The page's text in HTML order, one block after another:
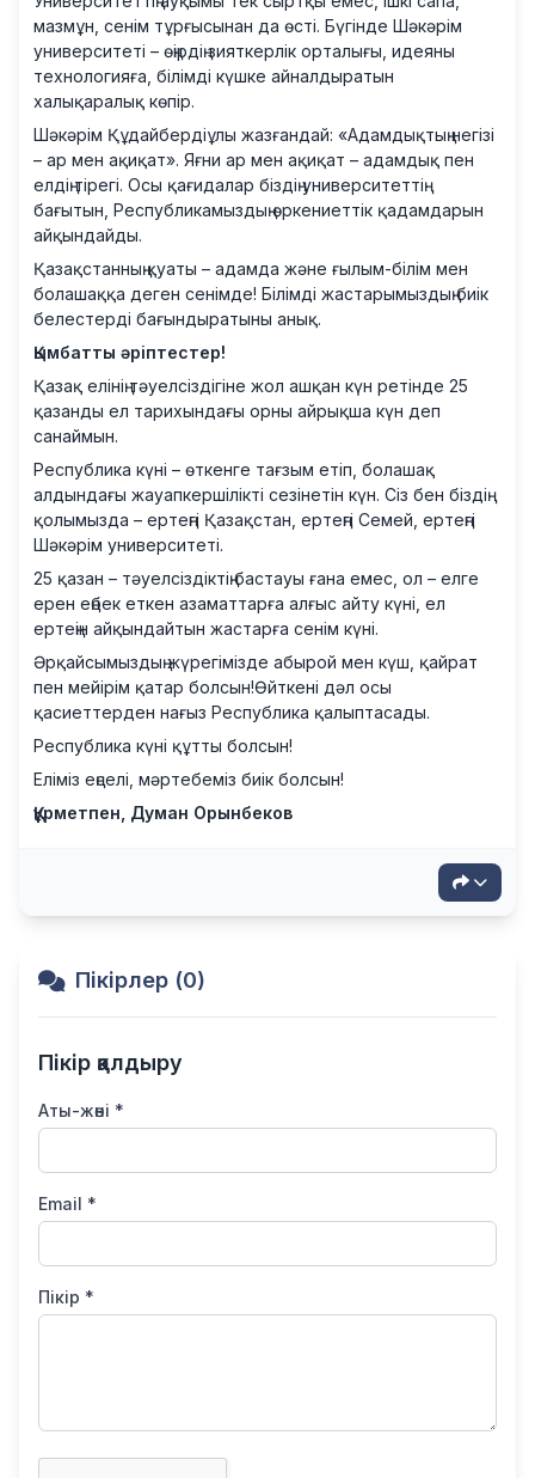
мазмұн, сенім тұрғысынан да өсті. Бүгінде Шәкәрім
университеті – өңірдің зияткерлік орталығы, идеяны
технологияға, білімді күшке айналдыратын
халықаралық көпір.
Шәкәрім Құдайбердіұлы жазғандай: «Адамдықтың негізі
– ар мен ақиқат». Яғни ар мен ақиқат – адамдық пен
елдің тірегі. Осы қағидалар біздің университеттің
бағытын, Республикамыздың өркениеттік қадамдарын
айқындайды.
Қазақстанның қуаты – адамда және ғылым-білім мен
болашаққа деген сенімде! Білімді жастарымыздың биік
белестерді бағындыратыны анық.
Қымбатты әріптестер!
Қазақ елінің тәуелсіздігіне жол ашқан күн ретінде 25
қазанды ел тарихындағы орны айрықша күн деп
санаймын.
Республика күні – өткенге тағзым етіп, болашақ
алдындағы жауапкершілікті сезінетін күн. Сіз бен біздің
қолымызда – ертеңгі Қазақстан, ертеңгі Семей, ертеңгі
Шәкәрім университеті.
25 қазан – тәуелсіздіктің бастауы ғана емес, ол – елге
ерен еңбек еткен азаматтарға алғыс айту күні, ел
ертеңін айқындайтын жастарға сенім күні.
Әрқайсымыздың жүрегімізде абырой мен күш, қайрат
пен мейірім қатар болсын!Өйткені дәл осы
қасиеттерден нағыз Республика қалыптасады.
Республика күні құтты болсын!
Еліміз еңселі, мәртебеміз биік болсын!
Құрметпен, Думан Орынбеков
Пікірлер (0)
Пікір қалдыру
Аты-жөні *
Email *
Пікір *